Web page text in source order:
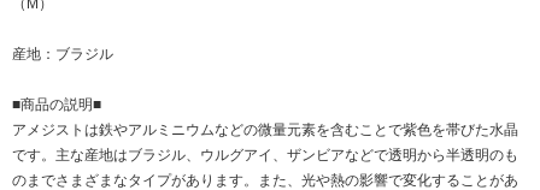
産地：ブラジル
■商品の説明■
アメジストは鉄やアルミニウムなどの微量元素を含むことで紫色を帯びた水晶
です。主な産地はブラジル、ウルグアイ、ザンビアなどで透明から半透明のも
のまでさまざまなタイプがあります。また、光や熱の影響で変化することがあ